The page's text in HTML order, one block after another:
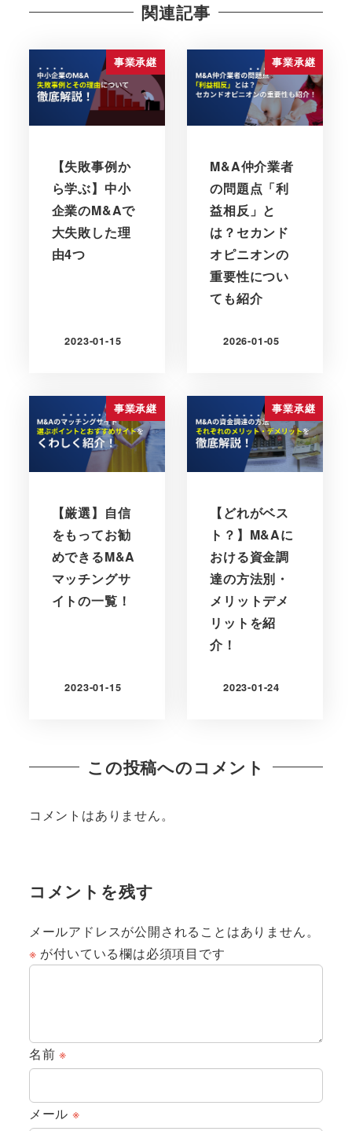
関連記事
事業承継
【失敗事例か
ら学ぶ】中小
企業のM&Aで
大失敗した理
由4つ
更新日
2023-01-15
事業承継
M&A仲介業者
の問題点「利
益相反」と
は？セカンド
オピニオンの
重要性につい
ても紹介
更新日
2026-01-05
事業承継
【厳選】自信
をもってお勧
めできるM&A
マッチングサ
イトの一覧！
更新日
2023-01-15
事業承継
【どれがベス
ト？】M&Aに
おける資金調
達の方法別・
メリットデメ
リットを紹
介！
更新日
2023-01-24
この投稿へのコメント
コメントはありません。
コメントを残す
メールアドレスが公開されることはありません。
※ が付いている欄は必須項目です
名前※
メール ※